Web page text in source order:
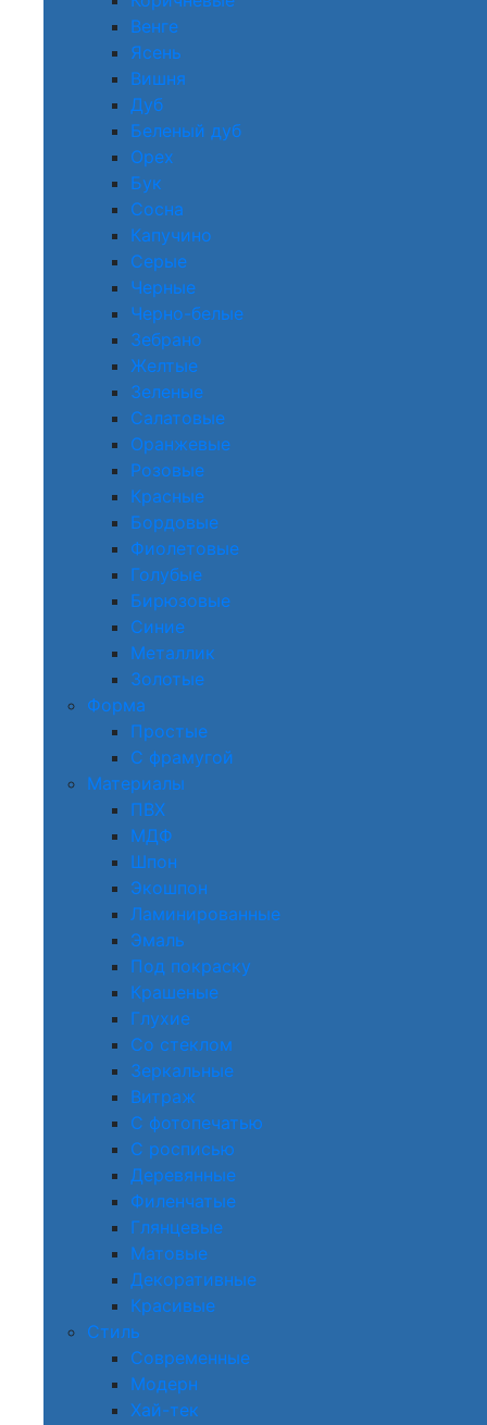
Венге
Ясень
Вишня
Дуб
Беленый дуб
Орех
Бук
Сосна
Капучино
Серые
Черные
Черно-белые
Зебрано
Желтые
Зеленые
Салатовые
Оранжевые
Розовые
Красные
Бордовые
Фиолетовые
Голубые
Бирюзовые
Синие
Металлик
Золотые
Форма
Простые
С фрамугой
Материалы
ПВХ
МДФ
Шпон
Экошпон
Ламинированные
Эмаль
Под покраску
Крашеные
Глухие
Со стеклом
Зеркальные
Витраж
С фотопечатью
С росписью
Деревянные
Филенчатые
Глянцевые
Матовые
Декоративные
Красивые
Стиль
Современные
Модерн
Хай-тек